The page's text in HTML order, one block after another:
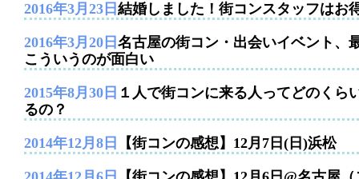
2016年3月23日 結婚しました！街コンスタッフはお
2016年3月20日 名古屋の街コン・出会いイベント、
こういうのが面白い
2015年8月30日 １人で街コンに来る人ってどのくら
るの？
2014年12月8日 【街コンの感想】12月7日(日)浜松